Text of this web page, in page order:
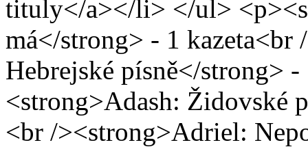
tituly</a></li> </ul>
má</strong> - 1
Hebrejské písně</strong>
<strong>Adash: Židovské
<br /><strong>Adriel: